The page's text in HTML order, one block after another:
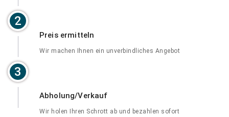
2
3
Preis ermitteln
Wir machen Ihnen ein unverbindliches Angebot
Abholung/Verkauf
Wir holen Ihren Schrott ab und bezahlen sofort